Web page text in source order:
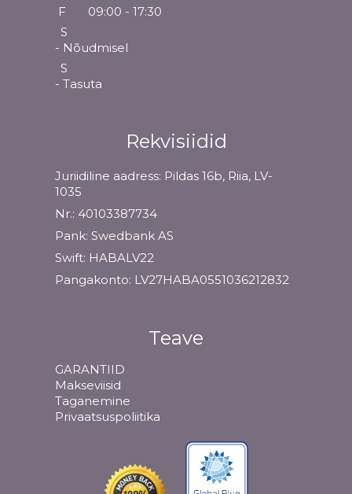
F
09:00 - 17:30
S
- Nõudmisel
S
- Tasuta
Rekvisiidid
Juriidiline aadress: Pildas 16b, Riia, LV-
1035
Nr.: 40103387734
Pank: Swedbank AS
Swift: HABALV22
Pangakonto: LV27HABA0551036212832
Teave
GARANTIID
Makseviisid
Taganemine
Privaatsuspoliitika